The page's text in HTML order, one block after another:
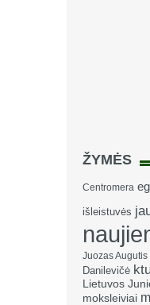
ŽYMĖS
Centromera
išleistuvės
Juozas Augutis
Danilevičė
Lietuvos
moksleiviai